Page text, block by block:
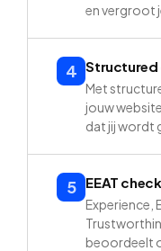
en vergroot
4 Structured
Met
jouw
dat jij wordt
5 EEAT
Experience,
beoordeelt